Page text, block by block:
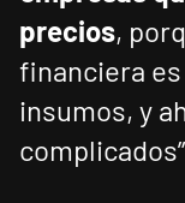
precios,
financiera
insumos, y